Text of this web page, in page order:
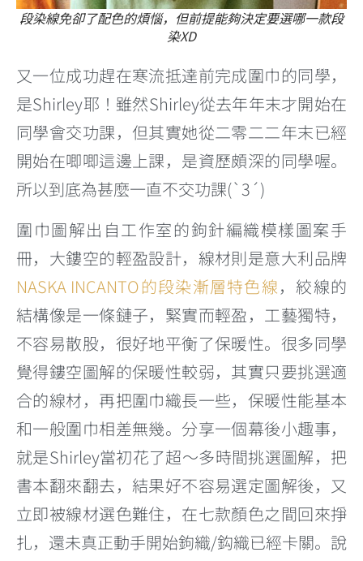
段染線免卻了配色的煩惱，但前提能夠決定要選哪一款段
染XD
又一位成功趕在寒流抵達前完成圍巾的同學，
是Shirley耶！雖然Shirley從去年年末才開始在
同學會交功課，但其實她從二零二二年末已經
開始在唧唧這邊上課，是資歷頗深的同學喔。
所以到底為甚麼一直不交功課(`3´)
圍巾圖解出自工作室的鉤針編織模樣圖案手
冊，大鏤空的輕盈設計，線材則是意大利品牌
NASKA INCANTO的段染漸層特色線，絞線的
結構像是一條鏈子，緊實而輕盈，工藝獨特，
不容易散股，很好地平衡了保暖性。很多同學
覺得鏤空圖解的保暖性較弱，其實只要挑選適
合的線材，再把圍巾織長一些，保暖性能基本
和一般圍巾相差無幾。分享一個幕後小趣事，
就是Shirley當初花了超～多時間挑選圖解，把
書本翻來翻去，結果好不容易選定圖解後，又
立即被線材選色難住，在七款顏色之間回來掙
扎，還未真正動手開始鉤織/鈎織已經卡關。說